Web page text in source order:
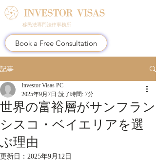
移民法専門法律事務所
Book a Free Consultation
記事
世界の富裕層がサンフラン
シスコ・ベイエリアを選
ぶ理由
Investor Visas PC
2025年9月7日 読了時間: 7分
更新日： 2025年9月12日